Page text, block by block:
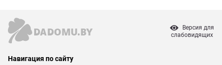
Версия для
слабовидящих
Навигация по сайту